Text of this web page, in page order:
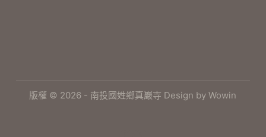
版權 © 2026 - 南投國姓鄉真巖寺 Design byWowin